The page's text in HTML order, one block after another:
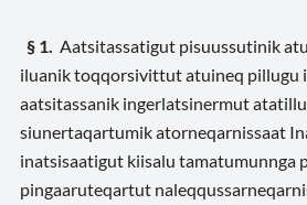
§ 1.
Aatsitassatigut pisuussutinik
iluanik toqqorsivittut atuineq pillugu
aatsitassanik ingerlatsinermut
siunertaqartumik atorneqarnissaat
inatsisaatigut kiisalu tamatumunnga
pingaaruteqartut